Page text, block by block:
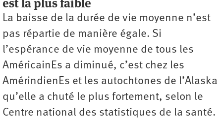
est la plus faible
La baisse de la durée de vie moyenne n’est
pas répartie de manière égale. Si
l’espérance de vie moyenne de tous les
AméricainEs a diminué, c’est chez les
AmérindienEs et les autochtones de l’Alaska
qu’elle a chuté le plus fortement, selon le
Centre national des statistiques de la santé.